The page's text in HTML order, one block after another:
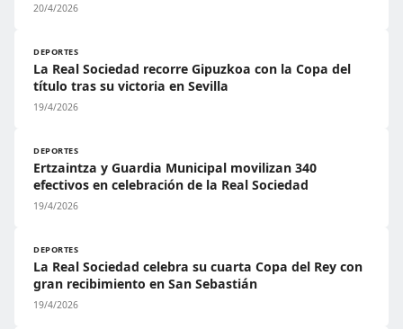
20/4/2026
DEPORTES
La Real Sociedad recorre Gipuzkoa con la Copa del
título tras su victoria en Sevilla
19/4/2026
DEPORTES
Ertzaintza y Guardia Municipal movilizan 340
efectivos en celebración de la Real Sociedad
19/4/2026
DEPORTES
La Real Sociedad celebra su cuarta Copa del Rey con
gran recibimiento en San Sebastián
19/4/2026